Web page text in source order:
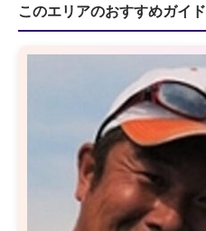
このエリアのおすすめガイド